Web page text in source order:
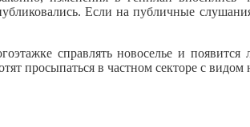
Если на публичные
справлять новоселье и появится
просыпаться в частном секторе с видом